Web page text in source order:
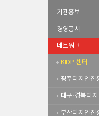
기관홍보
경영공시
네트워크
KIDP 센터
광주디자인진
대구·경북디
부산디자인진